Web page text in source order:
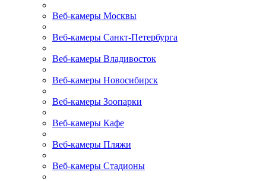
Веб-камеры Москвы
Веб-камеры Санкт-Петербурга
Веб-камеры Владивосток
Веб-камеры Новосибирск
Веб-камеры Зоопарки
Веб-камеры Кафе
Веб-камеры Пляжи
Веб-камеры Стадионы